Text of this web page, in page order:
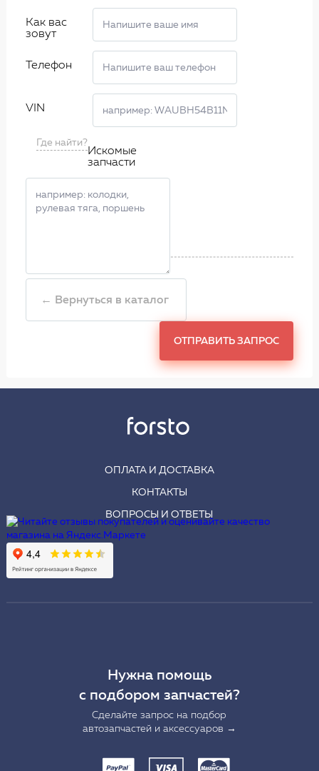
Как вас
зовут
Телефон
VIN
Где найти?
Искомые
запчасти
← Вернуться в каталог
ОТПРАВИТЬ ЗАПРОС
ОПЛАТА И ДОСТАВКА
КОНТАКТЫ
ВОПРОСЫ И ОТВЕТЫ
Нужна помощь
с подбором запчастей?
Сделайте запрос на подбор
автозапчастей и аксессуаров →